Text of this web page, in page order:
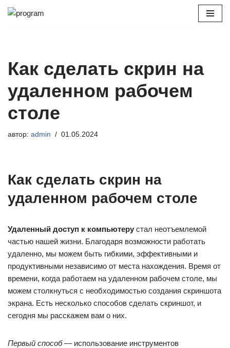
Как сделать скрин на
удаленном рабочем
столе
автор: admin 01.05.2024
Как сделать скрин на
удаленном рабочем столе
Удаленный доступ к компьютеру стал неотъемлемой
частью нашей жизни. Благодаря возможности работать
удаленно, мы можем быть гибкими, эффективными и
продуктивными независимо от места нахождения. Время от
времени, когда работаем на удаленном рабочем столе, мы
можем столкнуться с необходимостью создания скриншота
экрана. Есть несколько способов сделать скриншот, и
сегодня мы расскажем вам о них.
Первый способ— использование инструментов